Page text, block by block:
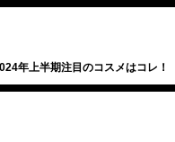
年上半期注目のコスメはコレ！